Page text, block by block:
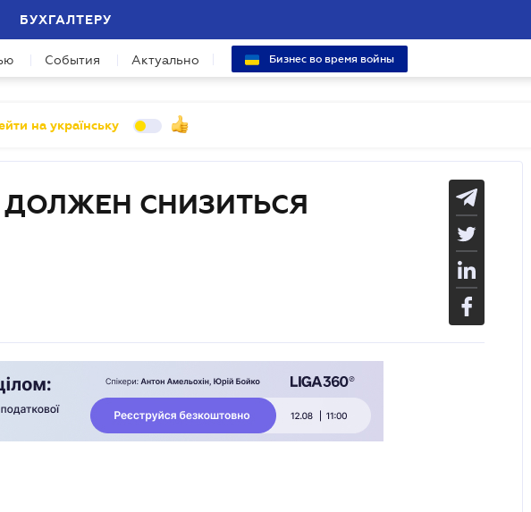
БУХГАЛТЕРУ
События Актуально Бизнес во время войны
на українську
СНИЗИТЬСЯ